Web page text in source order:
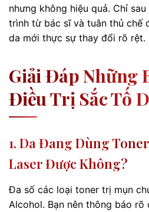
nhưng không hiệu quả. Chỉ
trình từ bác sĩ và tuân thủ chế
da mới thực sự thay đổi rõ rệt.
Giải Đáp Những
Điều Trị Sắc Tố
1. Da Đang Dùng
Laser Được Không?
Đa số các loại toner trị mụn
Alcohol. Bạn nên thông báo